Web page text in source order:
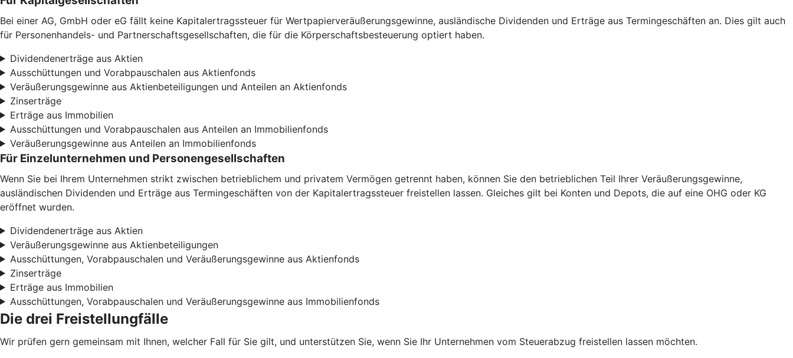
Bei einer AG, GmbH oder eG fällt keine Kapitalertragssteuer für Wertpapierveräußerungsgewinne, ausländische Dividenden und Erträge aus Termingeschäften an. Dies gilt auch
für Personenhandels- und Partnerschaftsgesellschaften, die für die Körperschaftsbesteuerung optiert haben.
Dividendenerträge aus Aktien
Ausschüttungen und Vorabpauschalen aus Aktienfonds
Veräußerungsgewinne aus Aktienbeteiligungen und Anteilen an Aktienfonds
Zinserträge
Erträge aus Immobilien
Ausschüttungen und Vorabpauschalen aus Anteilen an Immobilienfonds
Veräußerungsgewinne aus Anteilen an Immobilienfonds
Für Einzelunternehmen und Personengesellschaften
Wenn Sie bei Ihrem Unternehmen strikt zwischen betrieblichem und privatem Vermögen getrennt haben, können Sie den betrieblichen Teil Ihrer Veräußerungsgewinne,
ausländischen Dividenden und Erträge aus Termingeschäften von der Kapitalertragssteuer freistellen lassen. Gleiches gilt bei Konten und Depots, die auf eine OHG oder KG
eröffnet wurden.
Dividendenerträge aus Aktien
Veräußerungsgewinne aus Aktienbeteiligungen
Ausschüttungen, Vorabpauschalen und Veräußerungsgewinne aus Aktienfonds
Zinserträge
Erträge aus Immobilien
Ausschüttungen, Vorabpauschalen und Veräußerungsgewinne aus Immobilienfonds
Die drei Freistellungfälle
Wir prüfen gern gemeinsam mit Ihnen, welcher Fall für Sie gilt, und unterstützen Sie, wenn Sie Ihr Unternehmen vom Steuerabzug freistellen lassen möchten.